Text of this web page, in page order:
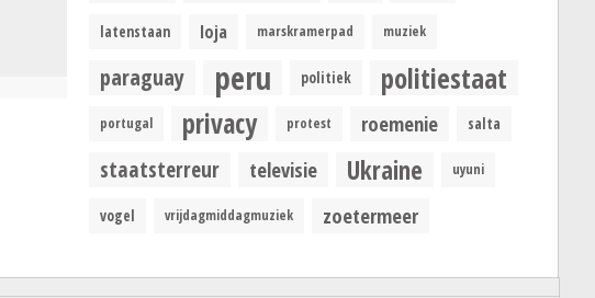
latenstaan loja marskramerpad muziek
paraguay peru politiek politiestaat
portugal privacy protest roemenie salta
staatsterreur televisie Ukraine uyuni
vogel vrijdagmiddagmuziek zoetermeer